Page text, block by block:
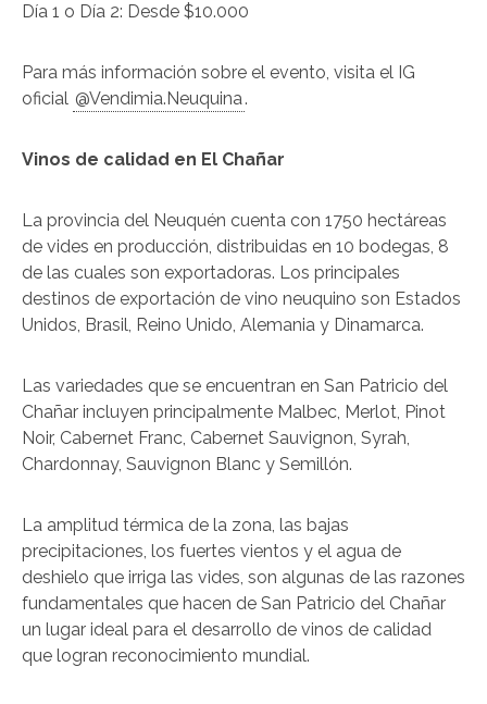
Día 1 o Día 2: Desde $10.000
Para más información sobre el evento, visita el IG
oficial @Vendimia.Neuquina.
Vinos de calidad en El Chañar
La provincia del Neuquén cuenta con 1750 hectáreas
de vides en producción, distribuidas en 10 bodegas, 8
de las cuales son exportadoras. Los principales
destinos de exportación de vino neuquino son Estados
Unidos, Brasil, Reino Unido, Alemania y Dinamarca.
Las variedades que se encuentran en San Patricio del
Chañar incluyen principalmente Malbec, Merlot, Pinot
Noir, Cabernet Franc, Cabernet Sauvignon, Syrah,
Chardonnay, Sauvignon Blanc y Semillón.
La amplitud térmica de la zona, las bajas
precipitaciones, los fuertes vientos y el agua de
deshielo que irriga las vides, son algunas de las razones
fundamentales que hacen de San Patricio del Chañar
un lugar ideal para el desarrollo de vinos de calidad
que logran reconocimiento mundial.